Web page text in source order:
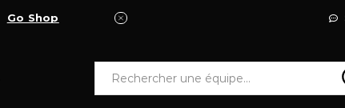
Go Shop Livraison Gratuite